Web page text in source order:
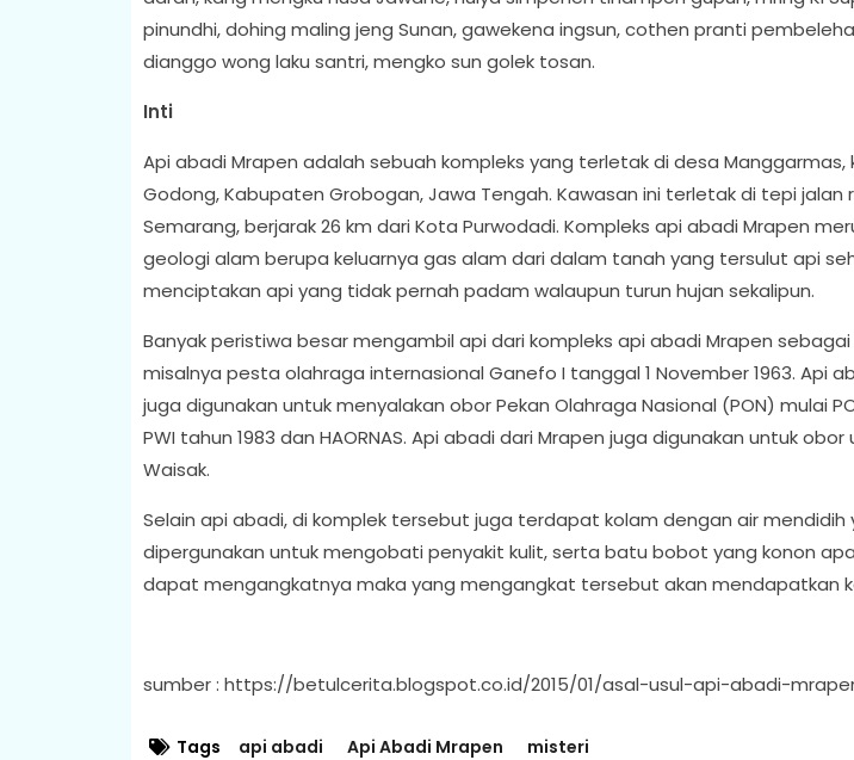
pinundhi, dohing maling jeng Sunan, gawekena ingsun, cothen pranti
dianggo wong laku santri, mengko sun golek tosan.
Inti
Api abadi Mrapen adalah sebuah kompleks yang terletak di desa
Godong, Kabupaten Grobogan, Jawa Tengah. Kawasan ini terletak di tepi jalan
Semarang, berjarak 26 km dari Kota Purwodadi. Kompleks api abadi Mrapen
geologi alam berupa keluarnya gas alam dari dalam tanah yang tersulut api
menciptakan api yang tidak pernah padam walaupun turun hujan sekalipun.
Banyak peristiwa besar mengambil api dari kompleks api abadi Mrapen
misalnya pesta olahraga internasional Ganefo I tanggal 1 November 1963. Api
juga digunakan untuk menyalakan obor Pekan Olahraga Nasional (PON) mulai
PWI tahun 1983 dan HAORNAS. Api abadi dari Mrapen juga digunakan untuk
Waisak.
Selain api abadi, di komplek tersebut juga terdapat kolam dengan air
dipergunakan untuk mengobati penyakit kulit, serta batu bobot yang konon
dapat mengangkatnya maka yang mengangkat tersebut akan mendapatkan
sumber : https://betulcerita.blogspot.co.id/2015/01/asal-usul-api-abadi-
Tags api abadi Api Abadi Mrapen misteri